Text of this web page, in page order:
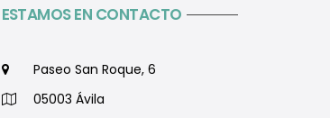
ESTAMOS EN CONTACTO
Paseo San Roque, 6
05003 Ávila